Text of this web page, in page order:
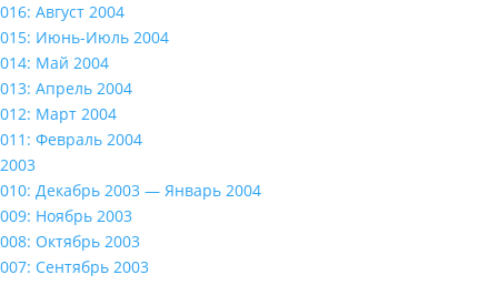
016: Август 2004
015: Июнь-Июль 2004
014: Май 2004
013: Апрель 2004
012: Март 2004
011: Февраль 2004
2003
010: Декабрь 2003 — Январь 2004
009: Ноябрь 2003
008: Октябрь 2003
007: Сентябрь 2003